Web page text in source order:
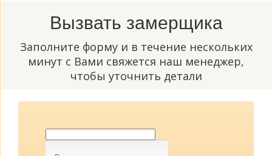
Вызвать замерщика
Заполните форму и в течение нескольких
минут с Вами свяжется наш менеджер,
чтобы уточнить детали
Ваше